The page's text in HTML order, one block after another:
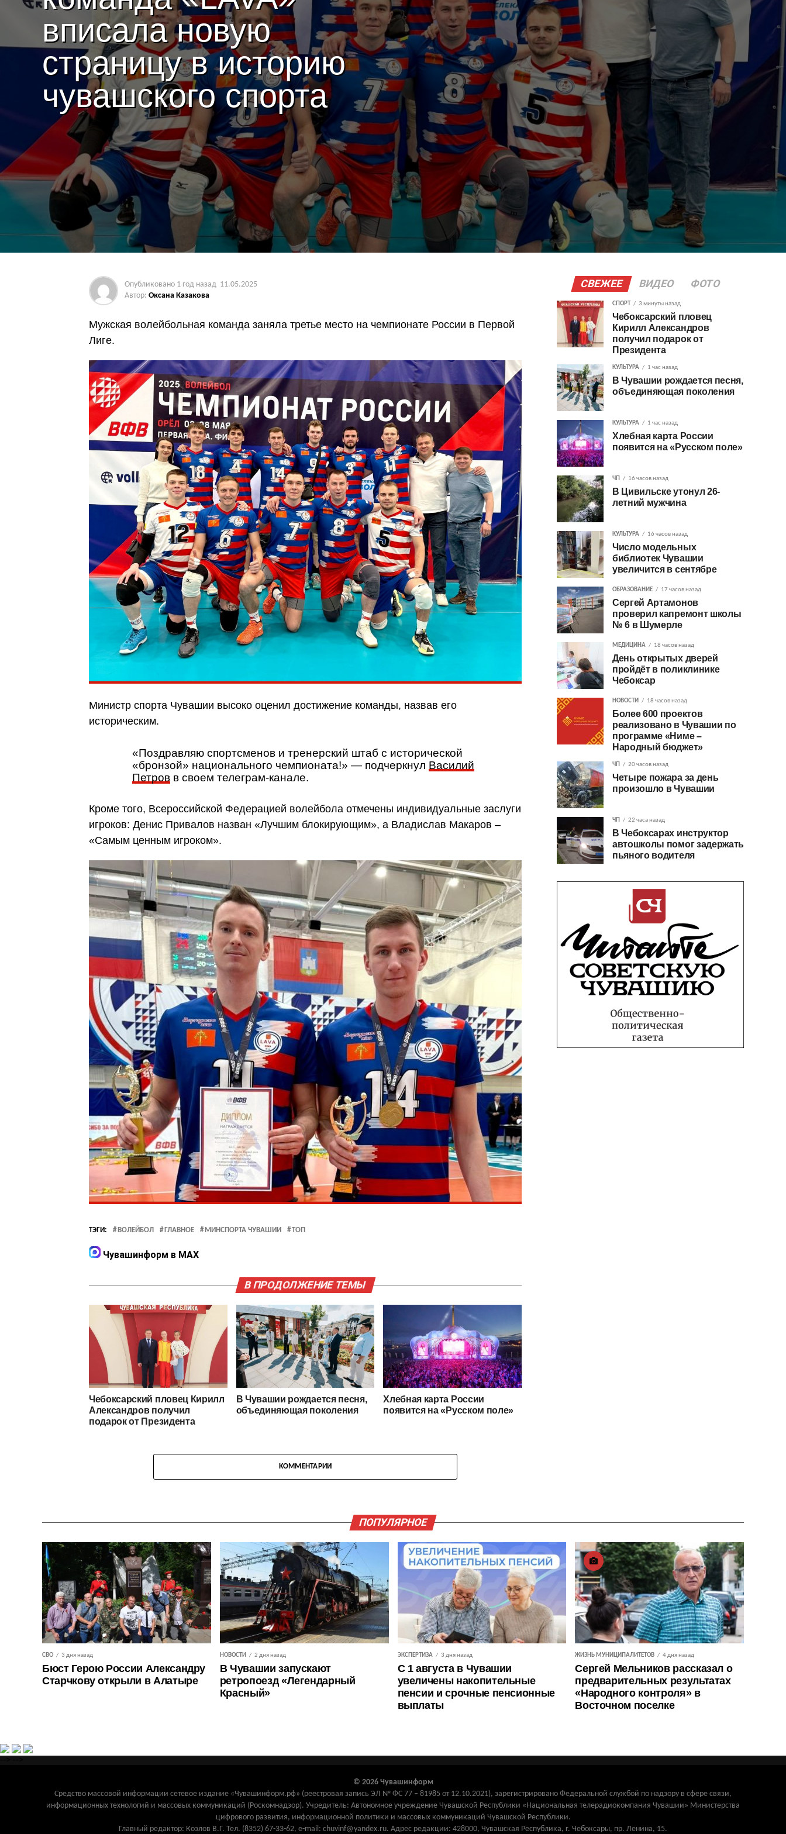
вписала новую
страницу в историю
чувашского спорта
Опубликовано 1 год назад 11.05.2025
Автор: Оксана Казакова
Мужская волейбольная команда заняла третье место на чемпионате России в Первой
Лиге.
Министр спорта Чувашии высоко оценил достижение команды, назвав его
историческим.
«Поздравляю спортсменов и тренерский штаб с исторической
«бронзой» национального чемпионата!» — подчеркнул Василий
Петров в своем телеграм-канале.
Кроме того, Всероссийской Федерацией волейбола отмечены индивидуальные заслуги
игроков: Денис Привалов назван «Лучшим блокирующим», а Владислав Макаров –
«Самым ценным игроком».
ТЭГИ: ВОЛЕЙБОЛ ГЛАВНОЕ МИНСПОРТА ЧУВАШИИ ТОП
Чувашинформ в MAX
В ПРОДОЛЖЕНИЕ ТЕМЫ
Чебоксарский пловец Кирилл
Александров получил
подарок от Президента
В Чувашии рождается песня,
объединяющая поколения
Хлебная карта России
появится на «Русском поле»
КОММЕНТАРИИ
СВЕЖЕЕ ВИДЕО ФОТО
СПОРТ 3 минуты назад
Чебоксарский пловец
Кирилл Александров
получил подарок от
Президента
КУЛЬТУРА 1 час назад
В Чувашии рождается песня,
объединяющая поколения
КУЛЬТУРА 1 час назад
Хлебная карта России
появится на «Русском поле»
ЧП 16 часов назад
В Цивильске утонул 26-
летний мужчина
КУЛЬТУРА 16 часов назад
Число модельных
библиотек Чувашии
увеличится в сентябре
ОБРАЗОВАНИЕ 17 часов назад
Сергей Артамонов
проверил капремонт школы
№ 6 в Шумерле
МЕДИЦИНА 18 часов назад
День открытых дверей
пройдёт в поликлинике
Чебоксар
НОВОСТИ 18 часов назад
Более 600 проектов
реализовано в Чувашии по
программе «Ниме –
Народный бюджет»
ЧП 20 часов назад
Четыре пожара за день
произошло в Чувашии
ЧП 22 часа назад
В Чебоксарах инструктор
автошколы помог задержать
пьяного водителя
ПОПУЛЯРНОЕ
СВО 3 дня назад
Бюст Герою России Александру
Старчкову открыли в Алатыре
НОВОСТИ 2 дня назад
В Чувашии запускают
ретропоезд «Легендарный
Красный»
ЭКСПЕРТИЗА 3 дня назад
С 1 августа в Чувашии
увеличены накопительные
пенсии и срочные пенсионные
выплаты
ЖИЗНЬ МУНИЦИПАЛИТЕТОВ 4 дня назад
Сергей Мельников рассказал о
предварительных результатах
«Народного контроля» в
Восточном поселке
© 2026 Чувашинформ
Средство массовой информации сетевое издание «Чувашинформ.рф» (реестровая запись ЭЛ № ФС 77 – 81985 от 12.10.2021), зарегистрировано Федеральной службой по надзору в сфере связи,
информационных технологий и массовых коммуникаций (Роскомнадзор). Учредитель: Автономное учреждение Чувашской Республики «Национальная телерадиокомпания Чувашии» Министерства
цифрового развития, информационной политики и массовых коммуникаций Чувашской Республики.
Главный редактор: Козлов В.Г. Тел. (8352) 67-33-62, e-mail: chuvinf@yandex.ru. Адрес редакции: 428000, Чувашская Республика, г. Чебоксары, пр. Ленина, 15.